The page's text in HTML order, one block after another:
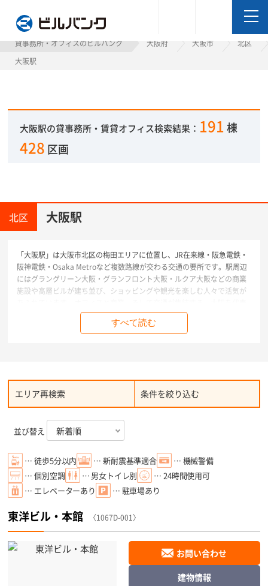
貸事務所・オフィスのビルバンク 大阪府 大阪市
北区
大阪駅
大阪駅の貸事務所・賃貸オフィス検索結果： 191棟
428 区画
北区 大阪駅
「大阪駅」は大阪市北区の梅田エリアに位置し、JR在来線・阪急電鉄・
阪神電鉄・Osaka Metroなど複数路線が交わる交通の要所です。駅周辺
にはグラングリーン大阪・グランフロント大阪・ルクア大阪などの商業
施設や高層ビルが建ち並び、ショッピングや観光を楽しむ人々で活気が
する中心拠点です。
すべて読む
エリア再検索 条件を絞り込む
並び替え
… 徒歩5分以内 … 新耐震基準適合
… 機械警備
… 個別空調
… 男女トイレ別
… 24時間使用可
… エレベーターあり
… 駐車場あり
東洋ビル・本館 〈1067D-001〉
お問い合わせ
建物情報